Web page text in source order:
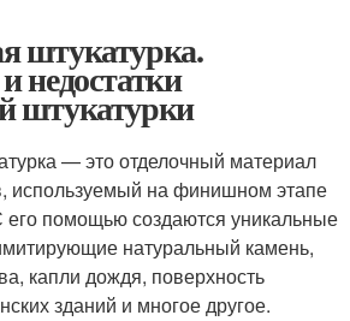
штукатурка.
недостатки
штукатурки
— это отделочный материал
используемый на финишном этапе
помощью создаются уникальные
натуральный камень,
капли дождя, поверхность
зданий и многое другое.